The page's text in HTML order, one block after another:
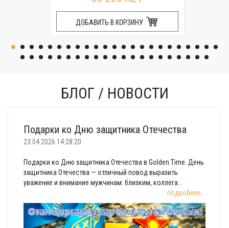
ДОБАВИТЬ В КОРЗИНУ
БЛОГ / НОВОСТИ
Подарки ко Дню защитника Отечества
23.04.2026 14:28:20
Подарки ко Дню защитника Отечества в Golden Time. День
защитника Отечества — отличный повод выразить
уважение и внимание мужчинам: близким, коллега...
подробнее...